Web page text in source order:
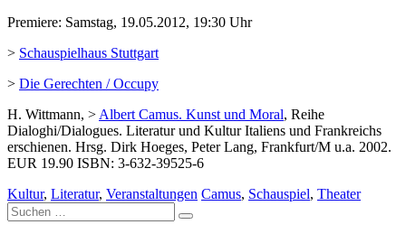
Premiere: Samstag, 19.05.2012, 19:30 Uhr
> Schauspielhaus Stuttgart
> Die Gerechten / Occupy
H. Wittmann, > Albert Camus. Kunst und Moral, Reihe
Dialoghi/Dialogues. Literatur und Kultur Italiens und Frankreichs
erschienen. Hrsg. Dirk Hoeges, Peter Lang, Frankfurt/M u.a. 2002.
EUR 19.90 ISBN: 3-632-39525-6
Kultur, Literatur, Veranstaltungen Camus, Schauspiel, Theater
Suche
nach: